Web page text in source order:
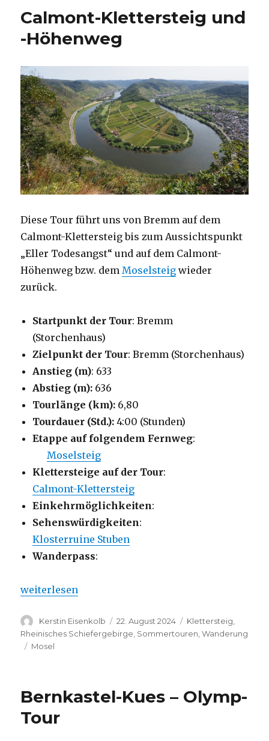
Calmont-Klettersteig und
-Höhenweg
Diese Tour führt uns von Bremm auf dem
Calmont-Klettersteig bis zum Aussichtspunkt
„Eller Todesangst“ und auf dem Calmont-
Höhenweg bzw. dem Moselsteig wieder
zurück.
Startpunkt der Tour: Bremm
(Storchenhaus)
Zielpunkt der Tour: Bremm (Storchenhaus)
Anstieg (m): 633
Abstieg (m): 636
Tourlänge (km): 6,80
Tourdauer (Std.): 4:00 (Stunden)
Etappe auf folgendem Fernweg:
Moselsteig
Klettersteige auf der Tour:
Calmont-Klettersteig
Einkehrmöglichkeiten:
Sehenswürdigkeiten:
Klosterruine Stuben
Wanderpass:
„Calmont-Klettersteig und -Höhenweg“
weiterlesen
Autor
Kerstin Eisenkolb
Veröffentlicht
am
22. August 2024 Kategorien
Klettersteig
Rheinisches Schiefergebirge Sommertouren ,Wanderung
Schlagwörter
Mosel
Bernkastel-Kues – Olymp-
Tour